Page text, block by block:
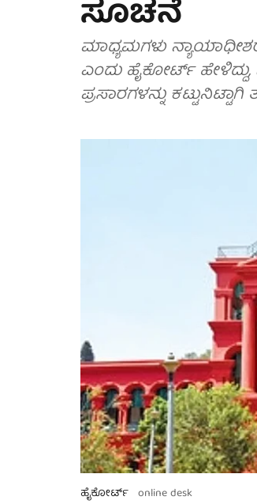
ಸೂಚನೆ
ಮಾಧ್ಯಮಗಳು
ಎಂದು ಹೈಕೋರ್ಟ್
ಪ್ರಸಾರಗಳನ್ನು
ಹೈಕೋರ್ಟ್ online desk